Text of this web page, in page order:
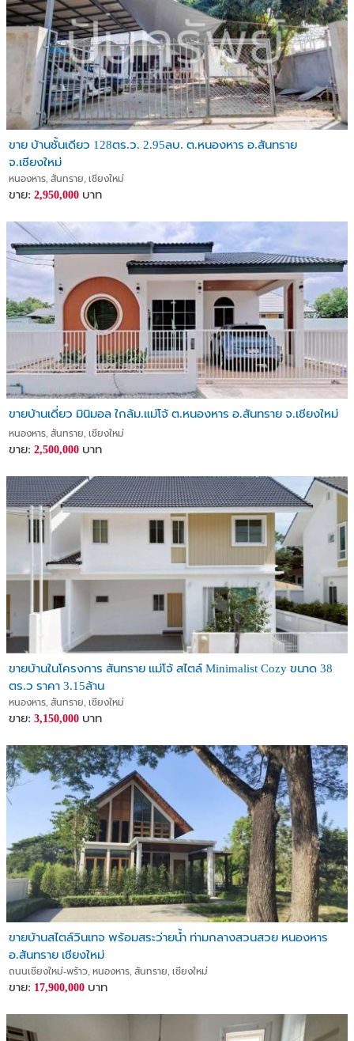
ขาย บ้านชั้นเดียว 128ตร.ว. 2.95ลบ. ต.หนองหาร อ.สันทราย
จ.เชียงใหม่
หนองหาร, สันทราย, เชียงใหม่
ขาย: 2,950,000 บาท
ขายบ้านเดี่ยว มินิมอล ใกล้ม.แม่โจ้ ต.หนองหาร อ.สันทราย จ.เชียงใหม่
หนองหาร, สันทราย, เชียงใหม่
ขาย: 2,500,000 บาท
ขายบ้านในโครงการ สันทราย แม่โจ้ สไตล์ Minimalist Cozy ขนาด 38
ตร.ว ราคา 3.15ล้าน
หนองหาร, สันทราย, เชียงใหม่
ขาย: 3,150,000 บาท
ขายบ้านสไตล์วินเทจ พร้อมสระว่ายน้ำ ท่ามกลางสวนสวย หนองหาร
อ.สันทราย เชียงใหม่
ถนนเชียงใหม่-พร้าว, หนองหาร, สันทราย, เชียงใหม่
ขาย: 17,900,000 บาท